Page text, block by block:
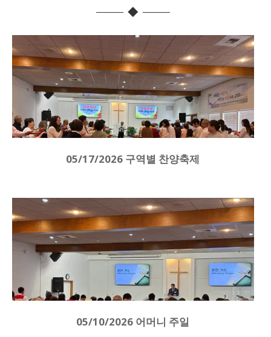
05/17/2026 구역별 찬양축제
05/10/2026 어머니 주일